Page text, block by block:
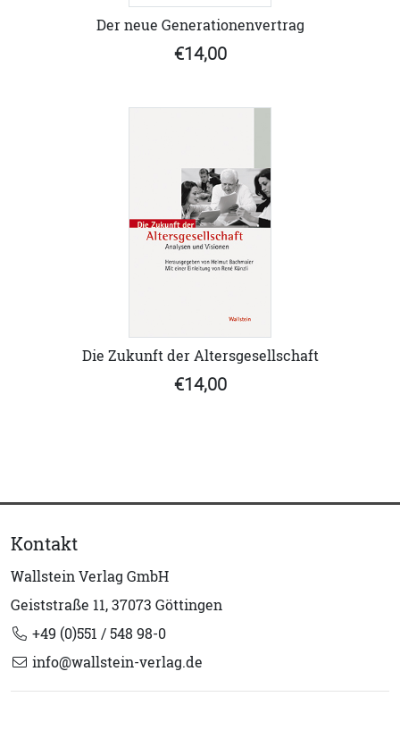
Der neue Generationenvertrag
€14,00
Die Zukunft der Altersgesellschaft
€14,00
Kontakt
Wallstein Verlag GmbH
Geiststraße 11, 37073 Göttingen
+49 (0)551 / 548 98-0
info@wallstein-verlag.de